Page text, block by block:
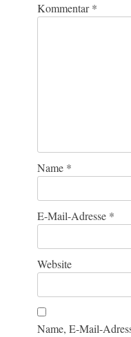
Kommentar*
Name *
E-Mail-Adresse *
Website
Name, E-Mail-